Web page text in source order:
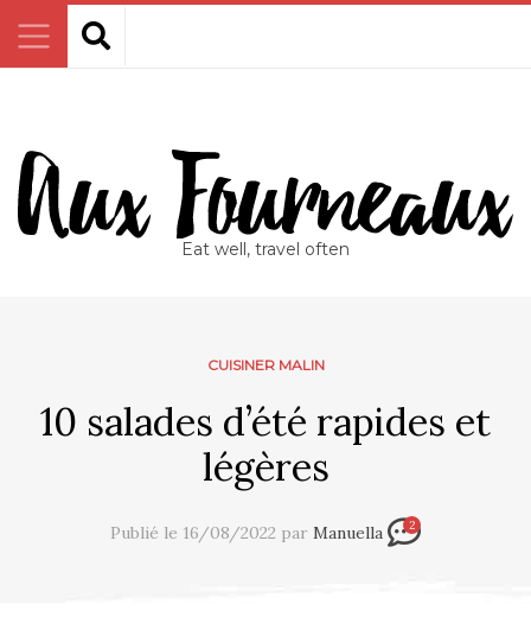
Eat well, travel often
CUISINER MALIN
10 salades d’été rapides et
légères
Publié le 16/08/2022 par Manuella 2